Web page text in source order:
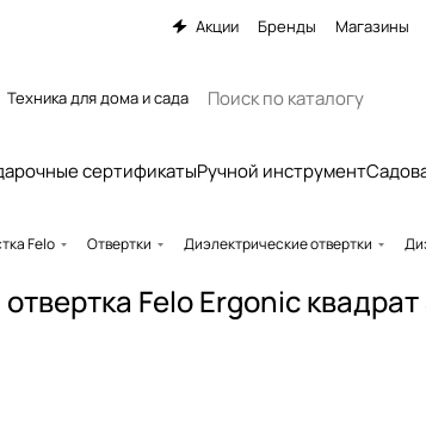
Акции Бренды Магазины
Техника для дома и сада
сертификатыРучной инструмент
Felo Отвертки Диэлектрические отвертки
Felo Ergonic квадрат